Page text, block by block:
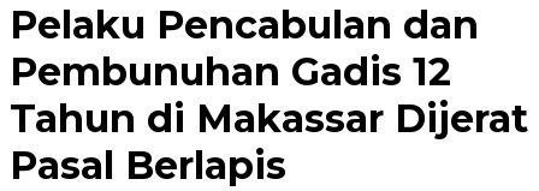
Pelaku Pencabulan dan
Pembunuhan Gadis 12
Tahun di Makassar Dijerat
Pasal Berlapis